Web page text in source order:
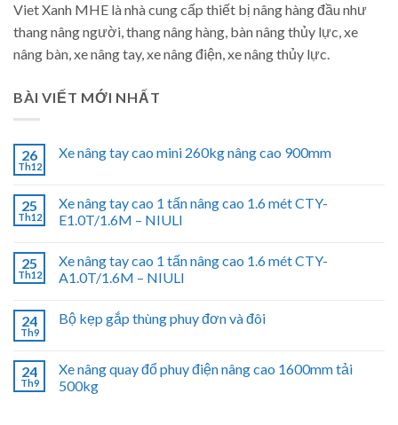
Viet Xanh MHE là nhà cung cấp thiết bị nâng hàng đầu như
thang nâng người, thang nâng hàng, bàn nâng thủy lực, xe
nâng bàn, xe nâng tay, xe nâng điện, xe nâng thủy lực.
BÀI VIẾT MỚI NHẤT
26
Th12
Xe nâng tay cao mini 260kg nâng cao 900mm
25
Th12
Xe nâng tay cao 1 tấn nâng cao 1.6 mét CTY-
E1.0T/1.6M – NIULI
25
Th12
Xe nâng tay cao 1 tấn nâng cao 1.6 mét CTY-
A1.0T/1.6M – NIULI
24
Th9
Bộ kẹp gắp thùng phuy đơn và đôi
24
Th9
Xe nâng quay đổ phuy điện nâng cao 1600mm tải
500kg